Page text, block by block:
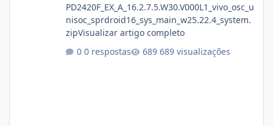
PD2420F_EX_A_16.2.7.5.W30.V000L1_vivo_osc_u
nisoc_sprdroid16_sys_main_w25.22.4_system.
zipVisualizar artigo completo
0 respostas
689 visualizações